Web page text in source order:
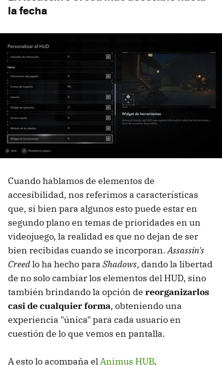
la fecha
Cuando hablamos de elementos de
accesibilidad, nos referimos a características
que, si bien para algunos esto puede estar en
segundo plano en temas de prioridades en un
videojuego, la realidad es que no dejan de ser
bien recibidas cuando se incorporan.Assassin's
Creedlo ha hecho para Shadows, dando la libertad
de no solo cambiar los elementos del HUD, sino
también brindando la opción de reorganizarlos
casi de cualquier forma, obteniendo una
experiencia "única" para cada usuario en
cuestión de lo que vemos en pantalla.
A esto lo acompaña elAnimus HUB,